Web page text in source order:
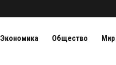
Экономика Общество Мир